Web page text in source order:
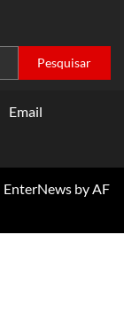
Email
EnterNewsby AF